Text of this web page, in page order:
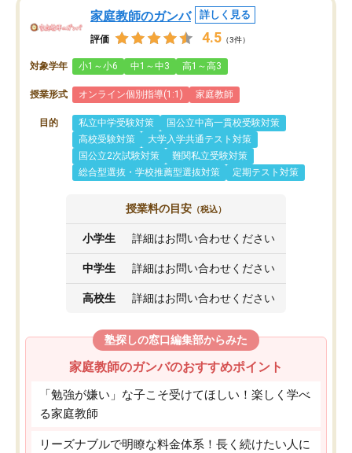
家庭教師のガンバ 詳しく見る
評価 4.5 （3件）
対象学年 小1～小6 中1～中3 高1～高3
授業形式 オンライン個別指導(1:1) 家庭教師
目的 私立中学受験対策
国公立中高一貫校受験対策
高校受験対策
大学入学共通テスト対策
国公立2次試験対策
難関私立受験対策
総合型選抜・学校推薦型選抜対策
定期テスト対策
授業料の目安 （税込）
小学生 詳細はお問い合わせください
中学生 詳細はお問い合わせください
高校生 詳細はお問い合わせください
塾探しの窓口編集部からみた
家庭教師のガンバのおすすめポイント
「勉強が嫌い」な子こそ受けてほしい！楽しく学べ
る家庭教師
リーズナブルで明瞭な料金体系！長く続けたい人に